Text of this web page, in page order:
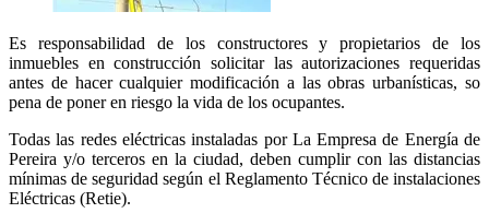
Es responsabilidad de los constructores y propietarios de los
inmuebles en construcción solicitar las autorizaciones requeridas
antes de hacer cualquier modificación a las obras urbanísticas, so
pena de poner en riesgo la vida de los ocupantes.
Todas las redes eléctricas instaladas por La Empresa de Energía de
Pereira y/o terceros en la ciudad, deben cumplir con las distancias
mínimas de seguridad según el Reglamento Técnico de instalaciones
Eléctricas (Retie).